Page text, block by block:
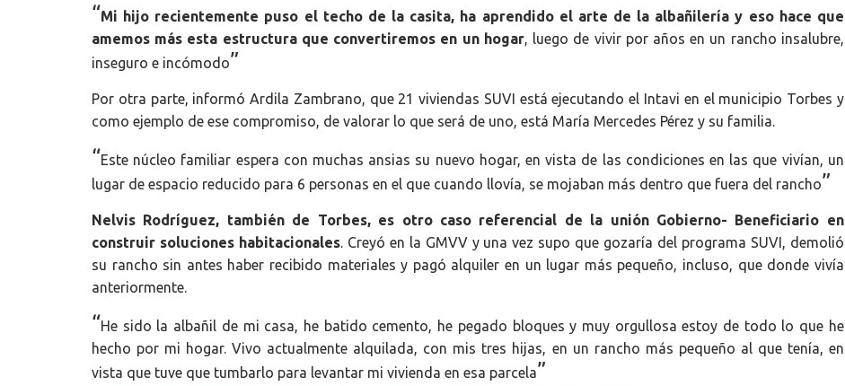
“Mi hijo recientemente puso el techo de la casita, ha aprendido el arte de la albañilería y eso hace que
amemos más esta estructura que convertiremos en un hogar, luego de vivir por años en un rancho insalubre,
inseguro e incómodo”
Por otra parte, informó Ardila Zambrano, que 21 viviendas SUVI está ejecutando el Intavi en el municipio Torbes y
como ejemplo de ese compromiso, de valorar lo que será de uno, está María Mercedes Pérez y su familia.
“Este núcleo familiar espera con muchas ansias su nuevo hogar, en vista de las condiciones en las que vivían, un
lugar de espacio reducido para 6 personas en el que cuando llovía, se mojaban más dentro que fuera del rancho”
Nelvis Rodríguez, también de Torbes, es otro caso referencial de la unión Gobierno- Beneficiario en
construir soluciones habitacionales. Creyó en la GMVV y una vez supo que gozaría del programa SUVI, demolió
su rancho sin antes haber recibido materiales y pagó alquiler en un lugar más pequeño, incluso, que donde vivía
anteriormente.
“He sido la albañil de mi casa, he batido cemento, he pegado bloques y muy orgullosa estoy de todo lo que he
hecho por mi hogar. Vivo actualmente alquilada, con mis tres hijas, en un rancho más pequeño al que tenía, en
vista que tuve que tumbarlo para levantar mi vivienda en esa parcela”